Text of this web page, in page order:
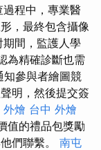
程中，專業醫
，最終包含攝像
期間，監護人學
為精確診斷也需
知參與者繪圖競
明，然後提交簽
外燴 台中 外燴
值的禮品包獎勵
們聯繫。 南屯